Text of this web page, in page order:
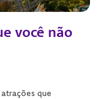
você não
que